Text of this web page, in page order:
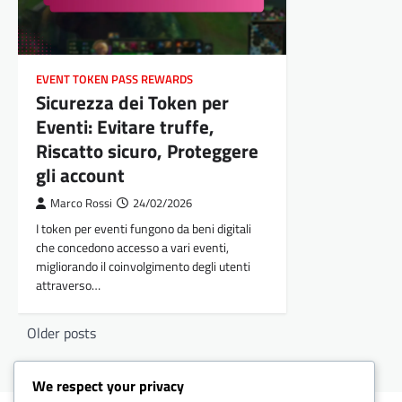
EVENT TOKEN PASS REWARDS
Sicurezza dei Token per
Eventi: Evitare truffe,
Riscatto sicuro, Proteggere
gli account
Marco Rossi 24/02/2026
I token per eventi fungono da beni digitali
che concedono accesso a vari eventi,
migliorando il coinvolgimento degli utenti
attraverso…
Posts
navigation
Older posts
We respect your privacy